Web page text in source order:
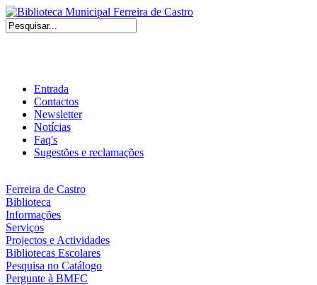
Entrada
Contactos
Newsletter
Notícias
Faq's
Sugestões e reclamações
Ferreira de Castro
Biblioteca
Informações
Serviços
Projectos e Actividades
Bibliotecas Escolares
Pesquisa no Catálogo
Pergunte à BMFC